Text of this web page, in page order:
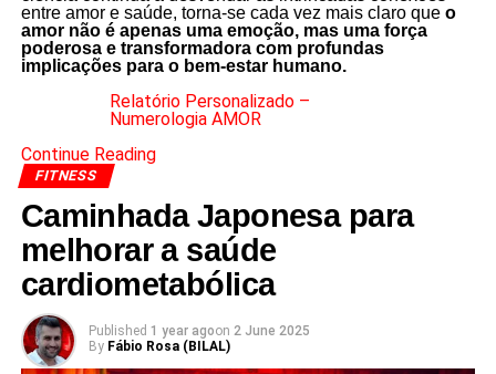
entre amor e saúde, torna-se cada vez mais claro que o
amor não é apenas uma emoção, mas uma força
poderosa e transformadora com profundas
implicações para o bem-estar humano.
Relatório Personalizado –
Numerologia AMOR
Continue Reading
FITNESS
Caminhada Japonesa para
melhorar a saúde
cardiometabólica
Published 1 year agoon 2 June 2025
By Fábio Rosa (BILAL)